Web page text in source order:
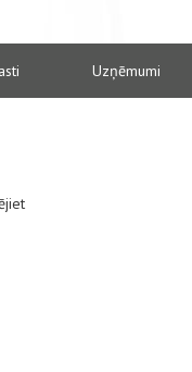
Uzņēmumi